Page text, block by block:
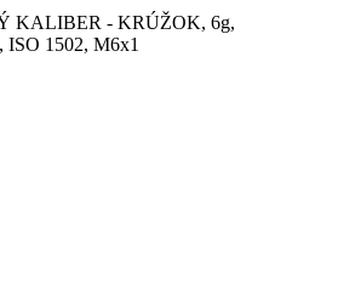
KALIBER - KRÚŽOK, 6g,
ISO 1502, M6x1